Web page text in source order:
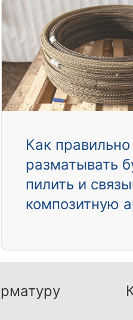
Как правильно
разматывать
пилить и
композитную